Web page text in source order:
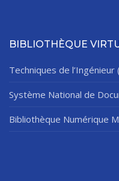
BIBLIOTHÈQUE
Techniques de l’Ingénieur
Système National de
Bibliothèque Numérique